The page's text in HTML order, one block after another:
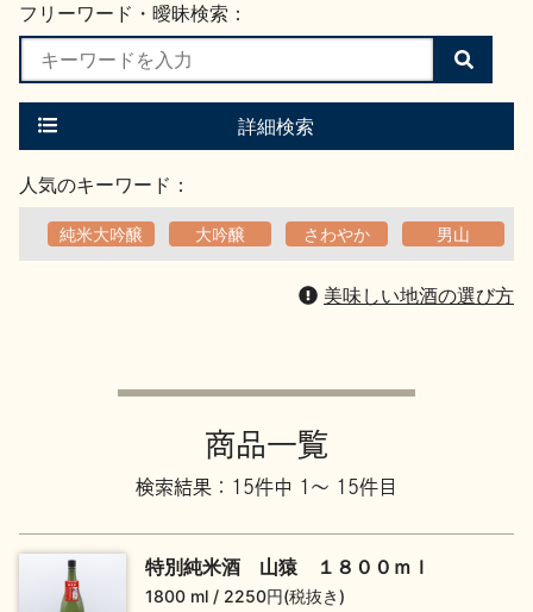
お楽しみコンテンツ
歳時記 地酒蔵元会検定
地酒小説
フリーワード・曖昧検索：
検
索
す
詳細検索
人気のキーワード：
純米大吟醸 大吟醸 さわやか 男山
美味しい地酒の選び方
商品一覧
検索結果：15件中 1～ 15件目
特別純米酒 山猿 １８００ｍｌ
1800 ml
2250円(税抜き)